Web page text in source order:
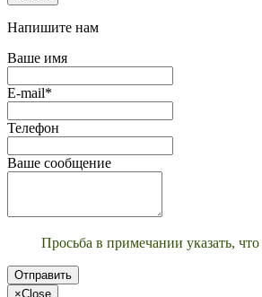
Напишите нам
Ваше имя
E-mail*
Телефон
Ваше сообщение
Просьба в примечании указать,
Отправить
×Close